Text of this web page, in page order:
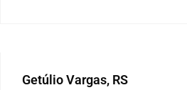
Getúlio Vargas, RS